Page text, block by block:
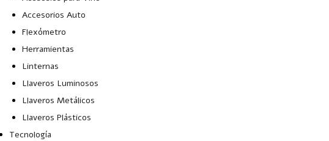
Accesorios Auto
Flexómetro
Herramientas
Linternas
Llaveros Luminosos
Llaveros Metálicos
Llaveros Plásticos
Tecnología